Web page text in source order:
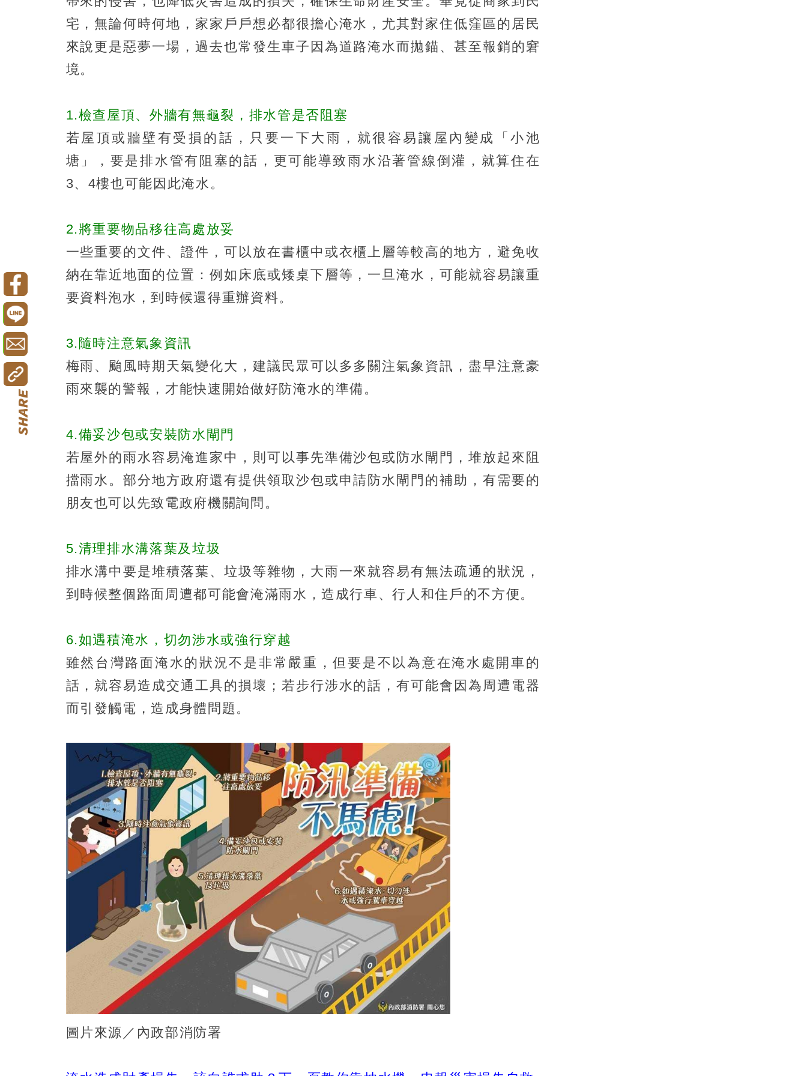
宅，無論何時何地，家家戶戶想必都很擔心淹水，尤其對家住低窪區的居民
來說更是惡夢一場，過去也常發生車子因為道路淹水而拋錨、甚至報銷的窘
境。
1.檢查屋頂、外牆有無龜裂，排水管是否阻塞
若屋頂或牆壁有受損的話，只要一下大雨，就很容易讓屋內變成「小池
塘」，要是排水管有阻塞的話，更可能導致雨水沿著管線倒灌，就算住在
3、4樓也可能因此淹水。
2.將重要物品移往高處放妥
一些重要的文件、證件，可以放在書櫃中或衣櫃上層等較高的地方，避免收
納在靠近地面的位置：例如床底或矮桌下層等，一旦淹水，可能就容易讓重
要資料泡水，到時候還得重辦資料。
3.隨時注意氣象資訊
梅雨、颱風時期天氣變化大，建議民眾可以多多關注氣象資訊，盡早注意豪
雨來襲的警報，才能快速開始做好防淹水的準備。
4.備妥沙包或安裝防水閘門
若屋外的雨水容易淹進家中，則可以事先準備沙包或防水閘門，堆放起來阻
擋雨水。部分地方政府還有提供領取沙包或申請防水閘門的補助，有需要的
朋友也可以先致電政府機關詢問。
5.清理排水溝落葉及垃圾
排水溝中要是堆積落葉、垃圾等雜物，大雨一來就容易有無法疏通的狀況，
到時候整個路面周遭都可能會淹滿雨水，造成行車、行人和住戶的不方便。
6.如遇積淹水，切勿涉水或強行穿越
雖然台灣路面淹水的狀況不是非常嚴重，但要是不以為意在淹水處開車的
話，就容易造成交通工具的損壞；若步行涉水的話，有可能會因為周遭電器
而引發觸電，造成身體問題。
圖片來源／內政部消防署